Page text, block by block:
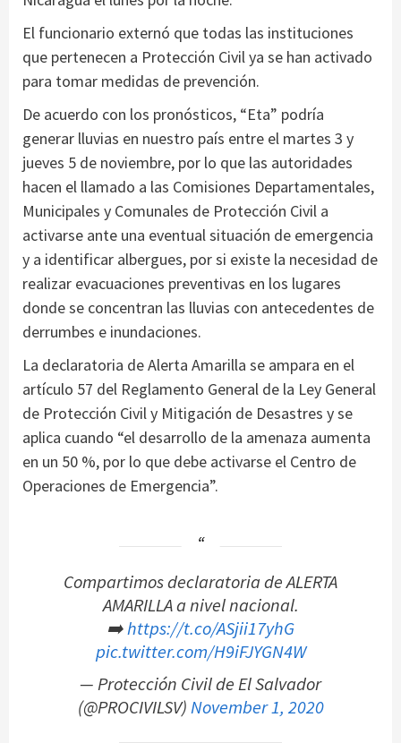
El funcionario externó que todas las instituciones
que pertenecen a Protección Civil ya se han activado
para tomar medidas de prevención.
De acuerdo con los pronósticos, “Eta” podría
generar lluvias en nuestro país entre el martes 3 y
jueves 5 de noviembre, por lo que las autoridades
hacen el llamado a las Comisiones Departamentales,
Municipales y Comunales de Protección Civil a
activarse ante una eventual situación de emergencia
y a identificar albergues, por si existe la necesidad de
realizar evacuaciones preventivas en los lugares
donde se concentran las lluvias con antecedentes de
derrumbes e inundaciones.
La declaratoria de Alerta Amarilla se ampara en el
artículo 57 del Reglamento General de la Ley General
de Protección Civil y Mitigación de Desastres y se
aplica cuando “el desarrollo de la amenaza aumenta
en un 50 %, por lo que debe activarse el Centro de
Operaciones de Emergencia”.
Compartimos declaratoria de ALERTA
AMARILLA a nivel nacional.
➡️https://t.co/ASjii17yhG
pic.twitter.com/H9iFJYGN4W
— Protección Civil de El Salvador
(@PROCIVILSV)November 1, 2020